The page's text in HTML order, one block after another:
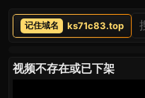
ks71c83.top
视频不存在或已下架